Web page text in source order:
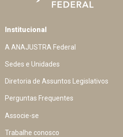
Institucional
A ANAJUSTRA Federal
Sedes e Unidades
Diretoria de Assuntos Legislativos
Perguntas Frequentes
Associe-se
Trabalhe conosco